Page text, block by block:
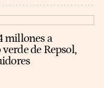
millones a
de Repsol,